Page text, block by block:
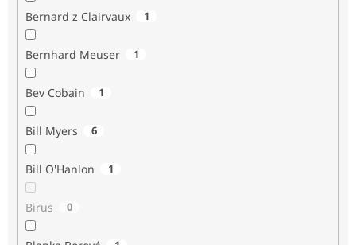
Bernard z Clairvaux 1
Bernhard Meuser 1
Bev Cobain 1
Bill Myers 6
Bill O'Hanlon 1
Birus 0